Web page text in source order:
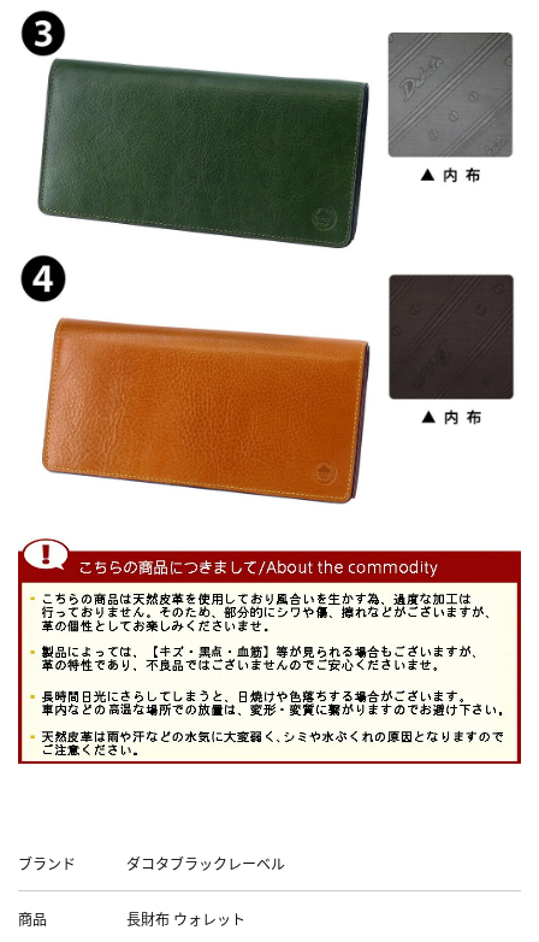
ブランド
ダコタブラックレーベル
商品 長財布 ウォレット